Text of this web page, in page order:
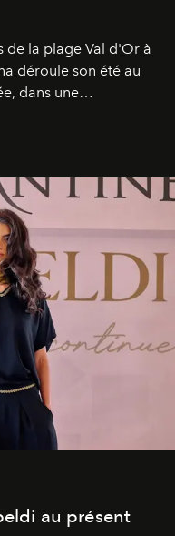
de la plage Val d'Or à
déroule son été au
dans une
au présent